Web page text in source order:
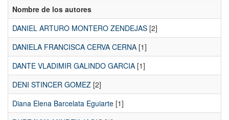
Nombre de los autores
DANIEL ARTURO MONTERO ZENDEJAS [2]
DANIELA FRANCISCA CERVA CERNA [1]
DANTE VLADIMIR GALINDO GARCIA [1]
DENI STINCER GOMEZ [2]
Diana Elena Barcelata Eguiarte [1]